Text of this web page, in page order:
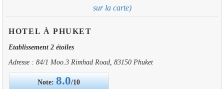
sur la carte)
HOTEL À PHUKET
Etablissement 2 étoiles
Adresse : 84/1 Moo.3 Rimhad Road, 83150 Phuket
Note:8.0/10